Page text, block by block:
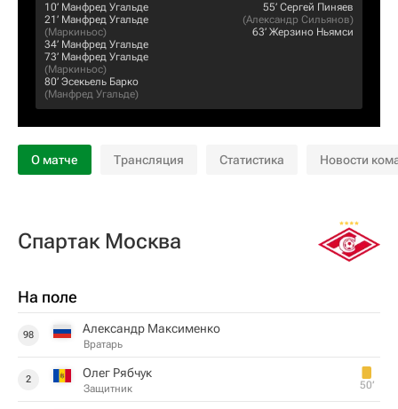
10‎’‎ Манфред Угальде
21‎’‎ Манфред Угальде
(Маркиньос)
34‎’‎ Манфред Угальде
73‎’‎ Манфред Угальде
(Маркиньос)
80‎’‎ Эсекьель Барко
(Манфред Угальде)
55‎’‎ Сергей Пиняев
(Александр Сильянов)
63‎’‎ Жерзино Ньямси
О матче Трансляция Статистика Новости
Спартак Москва
На поле
98 Александр Максименко
Вратарь
2 Олег Рябчук
Защитник 50‎’‎